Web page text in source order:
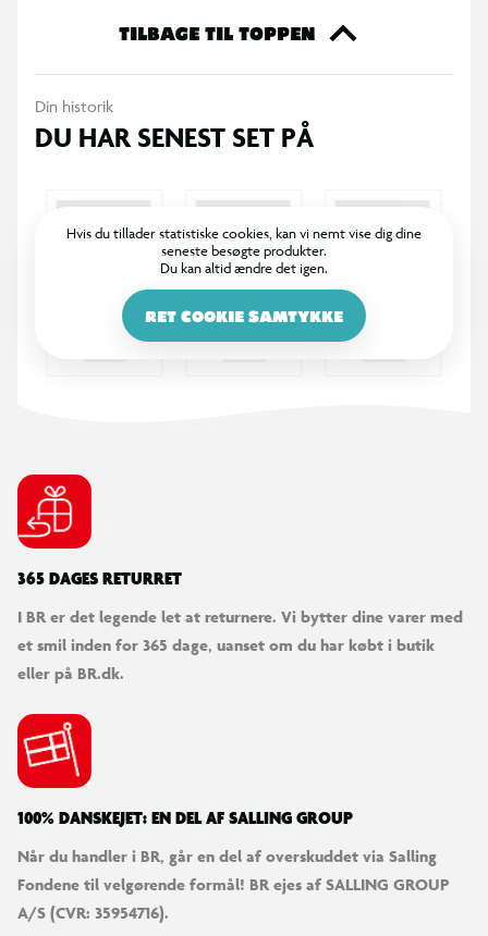
blæk, som indfanger den intense og kraftfulde kamp.
TILBAGE TIL TOPPEN
Din historik
DU HAR SENEST SET PÅ
Hvis du tillader statistiske cookies, kan vi nemt vise dig dine
seneste besøgte produkter.
Du kan altid ændre det igen.
RET COOKIE SAMTYKKE
365 DAGES RETURRET
I BR er det legende let at returnere. Vi bytter dine varer med
et smil inden for 365 dage, uanset om du har købt i butik
eller på BR.dk.
100% DANSKEJET: EN DEL AF SALLING GROUP
Når du handler i BR, går en del af overskuddet via Salling
Fondene til velgørende formål! BR ejes af SALLING GROUP
A/S (CVR: 35954716).